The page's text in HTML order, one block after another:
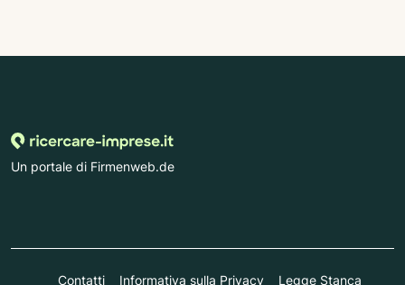
Un portale di Firmenweb.de
Contatti Informativa sulla Privacy Legge Stanca